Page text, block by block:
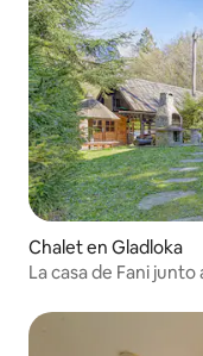
Chalet en Gladloka
La casa de Fani